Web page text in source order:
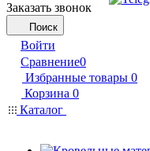
Заказать звонок
Поиск
Войти
Сравнение0
Избранные товары 0
Корзина 0
Каталог